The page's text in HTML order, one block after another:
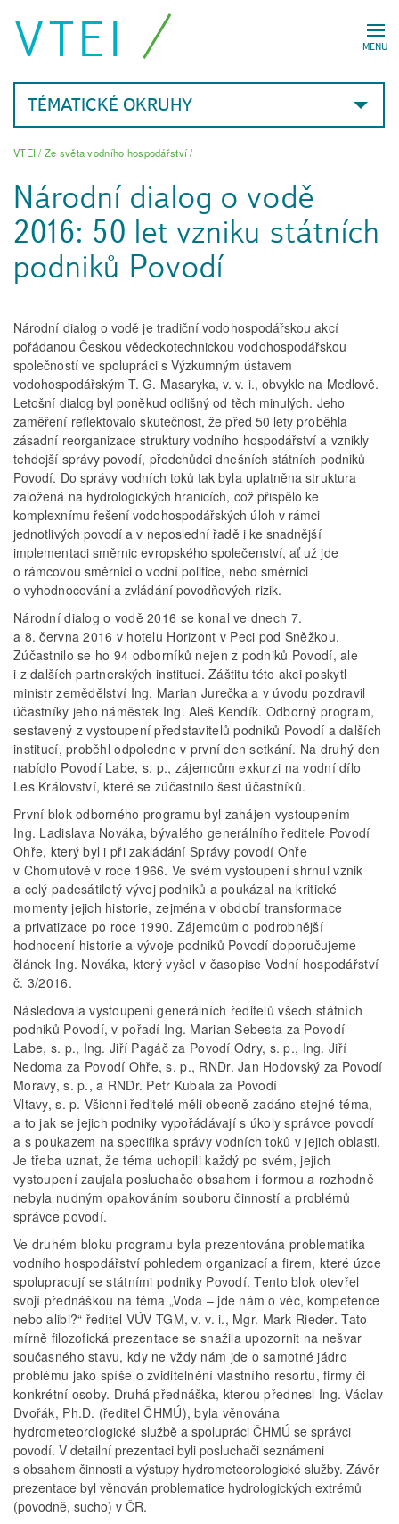
MENU
VTEI
TÉMATICKÉ OKRUHY
VTEI/ Ze světa vodního hospodářství/
Národní dialog o vodě
2016: 50 let vzniku státních
podniků Povodí
Národní dialog o vodě je tradiční vodohospodářskou akcí
pořádanou Českou vědeckotechnickou vodohospodářskou
společností ve spolupráci s Výzkumným ústavem
vodohospodářským T. G. Masaryka, v. v. i., obvykle na Medlově.
Letošní dialog byl poněkud odlišný od těch minulých. Jeho
zaměření reflektovalo skutečnost, že před 50 lety proběhla
zásadní reorganizace struktury vodního hospodářství a vznikly
tehdejší správy povodí, předchůdci dnešních státních podniků
Povodí. Do správy vodních toků tak byla uplatněna struktura
založená na hydrologických hranicích, což přispělo ke
komplexnímu řešení vodohospodářských úloh v rámci
jednotlivých povodí a v neposlední řadě i ke snadnější
implementaci směrnic evropského společenství, ať už jde
o rámcovou směrnici o vodní politice, nebo směrnici
o vyhodnocování a zvládání povodňových rizik.
Národní dialog o vodě 2016 se konal ve dnech 7.
a 8. června 2016 v hotelu Horizont v Peci pod Sněžkou.
Zúčastnilo se ho 94 odborníků nejen z podniků Povodí, ale
i z dalších partnerských institucí. Záštitu této akci poskytl
ministr zemědělství Ing. Marian Jurečka a v úvodu pozdravil
účastníky jeho náměstek Ing. Aleš Kendík. Odborný program,
sestavený z vystoupení představitelů podniků Povodí a dalších
institucí, proběhl odpoledne v první den setkání. Na druhý den
nabídlo Povodí Labe, s. p., zájemcům exkurzi na vodní dílo
Les Království, které se zúčastnilo šest účastníků.
První blok odborného programu byl zahájen vystoupením
Ing. Ladislava Nováka, bývalého generálního ředitele Povodí
Ohře, který byl i při zakládání Správy povodí Ohře
v Chomutově v roce 1966. Ve svém vystoupení shrnul vznik
a celý padesátiletý vývoj podniků a poukázal na kritické
momenty jejich historie, zejména v období transformace
a privatizace po roce 1990. Zájemcům o podrobnější
hodnocení historie a vývoje podniků Povodí doporučujeme
článek Ing. Nováka, který vyšel v časopise Vodní hospodářství
č. 3/2016.
Následovala vystoupení generálních ředitelů všech státních
podniků Povodí, v pořadí Ing. Marian Šebesta za Povodí
Labe, s. p., Ing. Jiří Pagáč za Povodí Odry, s. p., Ing. Jiří
Nedoma za Povodí Ohře, s. p., RNDr. Jan Hodovský za Povodí
Moravy, s. p., a RNDr. Petr Kubala za Povodí
Vltavy, s. p. Všichni ředitelé měli obecně zadáno stejné téma,
a to jak se jejich podniky vypořádávají s úkoly správce povodí
a s poukazem na specifika správy vodních toků v jejich oblasti.
Je třeba uznat, že téma uchopili každý po svém, jejich
vystoupení zaujala posluchače obsahem i formou a rozhodně
nebyla nudným opakováním souboru činností a problémů
správce povodí.
Ve druhém bloku programu byla prezentována problematika
vodního hospodářství pohledem organizací a firem, které úzce
spolupracují se státními podniky Povodí. Tento blok otevřel
svojí přednáškou na téma „Voda – jde nám o věc, kompetence
nebo alibi?“ ředitel VÚV TGM, v. v. i., Mgr. Mark Rieder. Tato
mírně filozofická prezentace se snažila upozornit na nešvar
současného stavu, kdy ne vždy nám jde o samotné jádro
problému jako spíše o zviditelnění vlastního resortu, firmy či
konkrétní osoby. Druhá přednáška, kterou přednesl Ing. Václav
Dvořák, Ph.D. (ředitel ČHMÚ), byla věnována
hydrometeorologické službě a spolupráci ČHMÚ se správci
povodí. V detailní prezentaci byli posluchači seznámeni
s obsahem činnosti a výstupy hydrometeorologické služby. Závěr
prezentace byl věnován problematice hydrologických extrémů
(povodně, sucho) v ČR.